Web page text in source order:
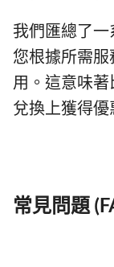
我們匯總了
您根據所需
用。這意味
兌換上獲得優
常見問題